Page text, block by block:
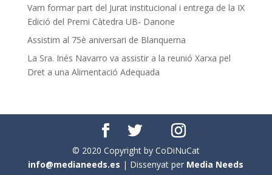
Vam formar part del Jurat institucional i entrega de la IX
Edició del Premi Càtedra UB- Danone
Assistim al 75è aniversari de Blanquerna
La Sra. Inés Navarro va assistir a la reunió Xarxa pel
Dret a una Alimentació Adequada
© 2020 Copyright by CoDiNuCat
info@medianeeds.es | Dissenyat per Media Needs